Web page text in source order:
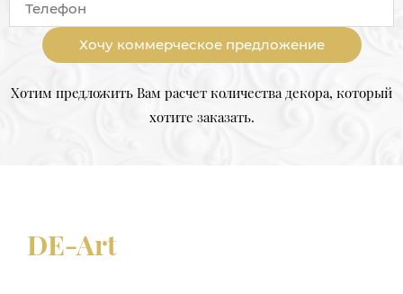
Хочу коммерческое предложение
Хотим предложить Вам расчет количества декора, который
хотите заказать.
DE-Art